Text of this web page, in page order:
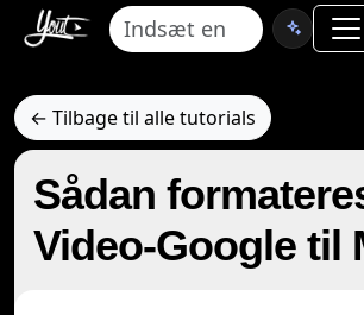
← Tilbage til alle tutorials
Sådan
Video-Google til